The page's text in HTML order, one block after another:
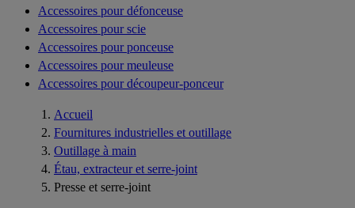
Accessoires pour défonceuse
Accessoires pour scie
Accessoires pour ponceuse
Accessoires pour meuleuse
Accessoires pour découpeur-ponceur
Accueil
Fournitures industrielles et outillage
Outillage à main
Étau, extracteur et serre-joint
Presse et serre-joint